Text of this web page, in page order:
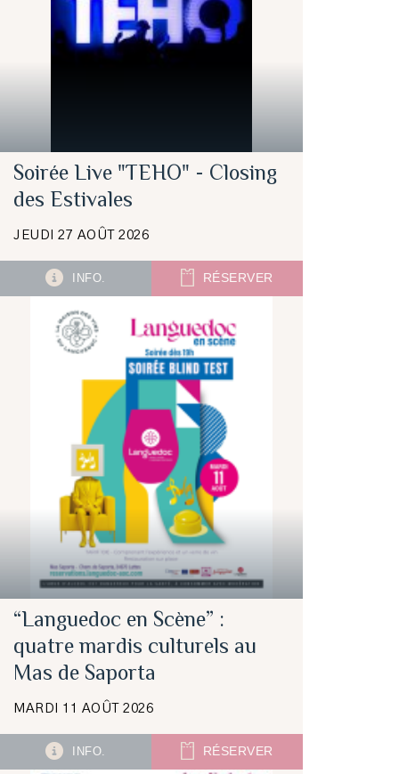
Soirée Live "TEHO" - Closing
des Estivales
JEUDI 27 AOÛT 2026
INFO. RÉSERVER
“Languedoc en Scène” :
quatre mardis culturels au
Mas de Saporta
MARDI 11 AOÛT 2026
INFO. RÉSERVER